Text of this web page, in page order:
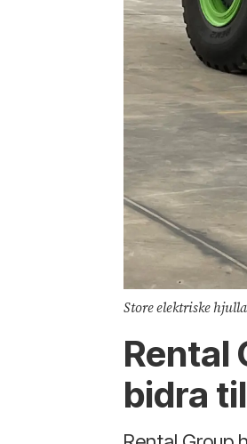
Store elektriske
Rental
bidra